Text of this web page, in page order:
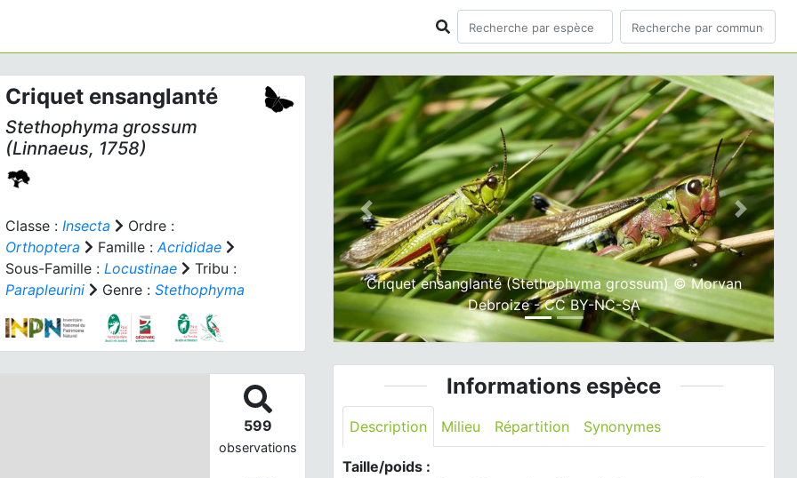
Criquet ensanglanté
Stethophyma grossum
(Linnaeus, 1758)
Classe : Insecta
Ordre :
Orthoptera
Famille :Acrididae
Sous-Famille : Locustinae
Tribu :
Parapleurini
Genre : Stethophyma
599
observations
Criquet ensanglanté (Stethophyma grossum) © Morvan
Debroize - CC BY-NC-SA
Previous Next
Informations espèce
Description Milieu Répartition Synonymes
Taille/poids :